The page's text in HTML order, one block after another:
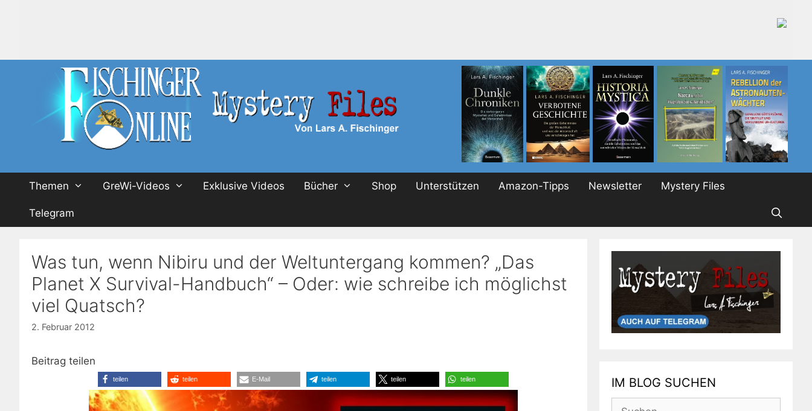
Themen GreWi-Videos Exklusive Videos Bücher Shop Unterstützen Amazon-Tipps Newsletter Mystery Files
Telegram
Was tun, wenn Nibiru und der Weltuntergang kommen? „Das
Planet X Survival-Handbuch“ – Oder: wie schreibe ich möglichst
viel Quatsch?
2. Februar 2012
Beitrag teilen
teilen teilen E-Mail teilen teilen teilen IM BLOG SUCHEN
Suchen